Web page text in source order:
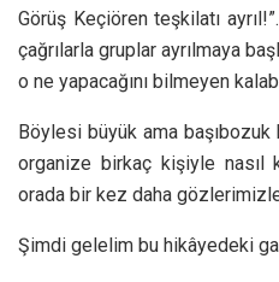
Görüş Keçiören teşkilatı
çağrılarla gruplar ayrılmaya
o ne yapacağını bilmeyen
Böylesi büyük ama başıbozuk
organize birkaç kişiyle nasıl
orada bir kez daha
Şimdi gelelim bu hikâyedeki